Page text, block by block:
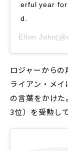
erful year
d.
Elton John
ロジャーから
ライアン・メ
の言葉をかけ
3位）を受勲し